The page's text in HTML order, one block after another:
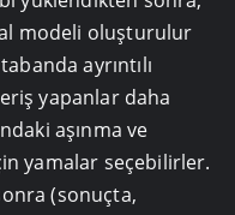
modeli oluşturulur
ayrıntılı
yapanlar daha
aşınma ve
yamalar seçebilirler.
(sonuçta,